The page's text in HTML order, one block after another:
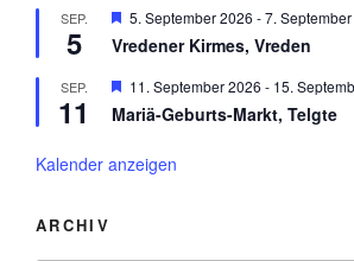
e
e
h
o
e
o
r
e
h
o
n
SEP.
5
H
r
o
r
h
5. September 2026 -7.
Vredener Kirmes, Vreden
SEP.
11
H
r
o
o
11. September 2026 - 15.
Mariä-Geburts-Markt, Telgte
Kalender anzeigen
ARCHIV